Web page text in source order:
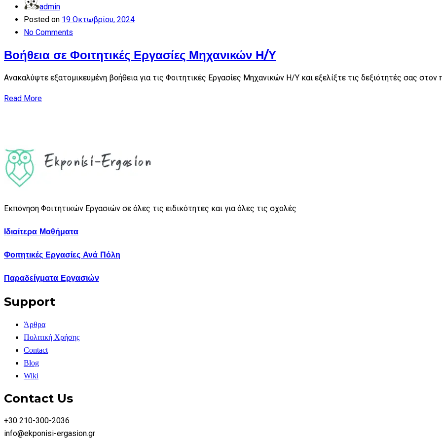
admin
Posted on 19 Οκτωβρίου, 2024
No Comments
Βοήθεια σε Φοιτητικές Εργασίες Μηχανικών Η/Υ
Ανακαλύψτε εξατομικευμένη βοήθεια για τις Φοιτητικές Εργασίες Μηχανικών Η/Υ και εξελίξτε τις δεξιότητές σας στον
Read More
Εκπόνηση Φοιτητικών Εργασιών σε όλες τις ειδικότητες και για όλες τις σχολές
Ιδιαίτερα Μαθήματα
Φοιτητικές Εργασίες Ανά Πόλη
Παραδείγματα Εργασιών
Support
Άρθρα
Πολιτική Χρήσης
Contact
Blog
Wiki
Contact Us
+30 210-300-2036
info@ekponisi-ergasion.gr